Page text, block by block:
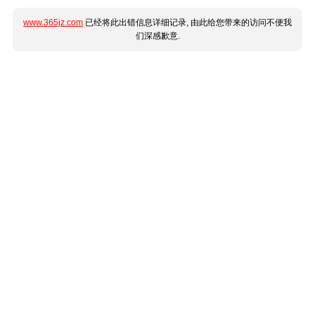
www.365jz.com 已经将此出错信息详细记录, 由此给您带来的访问不便我
们深感歉意.